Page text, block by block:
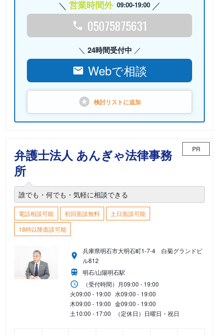
営業時間外 09:00-19:00
05075875631
24時間受付中
Webで相談
検討リストに追加
弁護士法人 あんぎゃ法律事務
所
PR
誰でも・何でも・気軽に相談できる
電話相談可能 初回面談無料
土日面談可能
18時以降面談可能
兵庫県明石市大明石町1-7-4 白菊グランドビ
ル812
明石/山陽明石駅
（受付時間） 月09:00 - 19:00
火09:00 - 19:00 水09:00 - 19:00
木09:00 - 19:00 金09:00 - 19:00
土10:00 - 17:00 （定休日）日曜日・祝日